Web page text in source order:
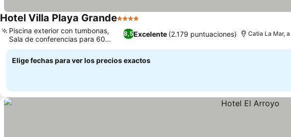
Hotel Villa Playa Grande4 Estrellas
8,5Excelente (2.179 puntuaciones)
Piscina exterior con tumbonas,
Sala de conferencias para 60
personas
Catia La Mar,
Elige fechas para ver los precios exactos